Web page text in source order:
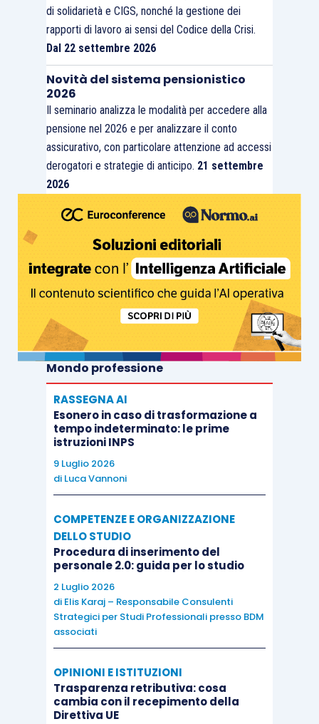
di solidarietà e CIGS, nonché la gestione dei
rapporti di lavoro ai sensi del Codice della Crisi.
Dal 22 settembre 2026
Novità del sistema pensionistico
2026
Il seminario analizza le modalità per accedere alla
pensione nel 2026 e per analizzare il conto
assicurativo, con particolare attenzione ad accessi
derogatori e strategie di anticipo. 21 settembre
2026
Mondo professione
RASSEGNA AI
Esonero in caso di trasformazione a
tempo indeterminato: le prime
istruzioni INPS
9 Luglio 2026
di Luca Vannoni
COMPETENZE E ORGANIZZAZIONE
DELLO STUDIO
Procedura di inserimento del
personale 2.0: guida per lo studio
2 Luglio 2026
di Elis Karaj – Responsabile Consulenti
Strategici per Studi Professionali presso BDM
associati
OPINIONI E ISTITUZIONI
Trasparenza retributiva: cosa
cambia con il recepimento della
Direttiva UE